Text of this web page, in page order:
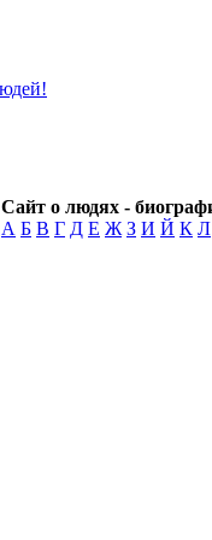
Сайт о людях -
А Б В Г Д Е Ж З И Й К Л